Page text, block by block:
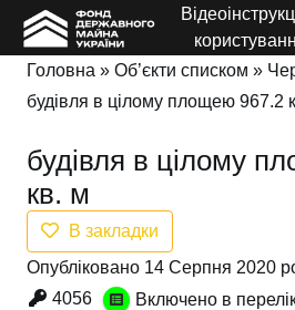
Головна » Об’єкти списком »
будівля в цілому площею 967.2
будівля в цілому
кв. м
В закладки
Опубліковано 14 Серпня 2020
4056
Включено в